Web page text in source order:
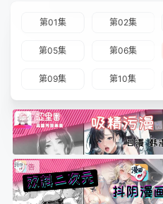
第01集 第02集
第05集 第06集
第09集 第10集